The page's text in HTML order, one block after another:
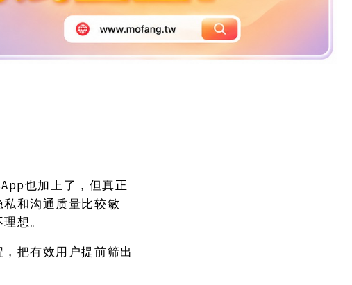
也加上了，但真正
和沟通质量比较敏
想。
把有效用户提前筛出